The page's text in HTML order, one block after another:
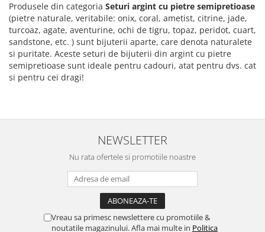
Produsele din categoria Seturi argint cu pietre semipretioase
(pietre naturale, veritabile: onix, coral, ametist, citrine, jade,
turcoaz, agate, aventurine, ochi de tigru, topaz, peridot, cuart,
sandstone, etc. ) sunt bijuterii aparte, care denota naturalete
si puritate. Aceste seturi de bijuterii din argint cu pietre
semipretioase sunt ideale pentru cadouri, atat pentru dvs. cat
si pentru cei dragi!
NEWSLETTER
Nu rata ofertele si promotiile noastre
Vreau sa primesc newslettere cu promotiile &
noutatile magazinului. Afla mai multe in Politica